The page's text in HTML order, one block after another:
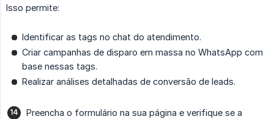
Isso permite:
Identificar as tags no chat do atendimento.
Criar campanhas de disparo em massa no WhatsApp com
base nessas tags.
Realizar análises detalhadas de conversão de leads.
Preencha o formulário na sua página e verifique se a